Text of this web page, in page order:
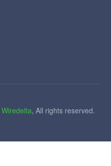
Wiredelta, All rights reserved.